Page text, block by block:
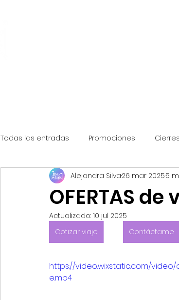
Todas las entradas Promociones
Info y Consejos Eventos y Festivales
Promociones Disneyland
OFERTAS
Alejandra Silva26 mar 20255
Actualizado: 10 jul 2025
Cotizar viaje
Contáctame
https://video.wixstatic.com/
e.mp4